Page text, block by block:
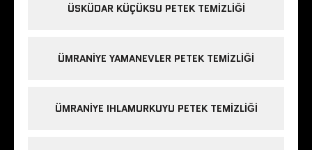
ÜSKÜDAR KÜÇÜKSU PETEK TEMIZLIĞI
ÜMRANIYE YAMANEVLER PETEK TEMIZLIĞI
ÜMRANIYE IHLAMURKUYU PETEK TEMIZLIĞI